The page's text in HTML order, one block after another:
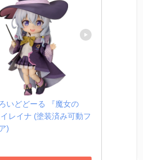
いどどーる 『魔女の
レイナ (塗装済み可動フ
)